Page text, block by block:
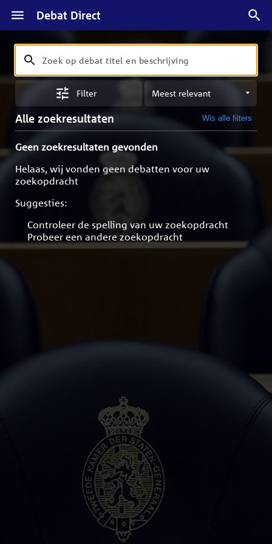
Debat Direct
Zoeken
Zoek
op
en
beschrijving
Filter
Sorteren
op
meest
Alle zoekresultaten Wis alle filters
Geen zoekresultaten gevonden
Helaas, wij vonden geen debatten voor uw
zoekopdracht
Suggesties:
Controleer de spelling van uw zoekopdracht
Probeer een andere zoekopdracht